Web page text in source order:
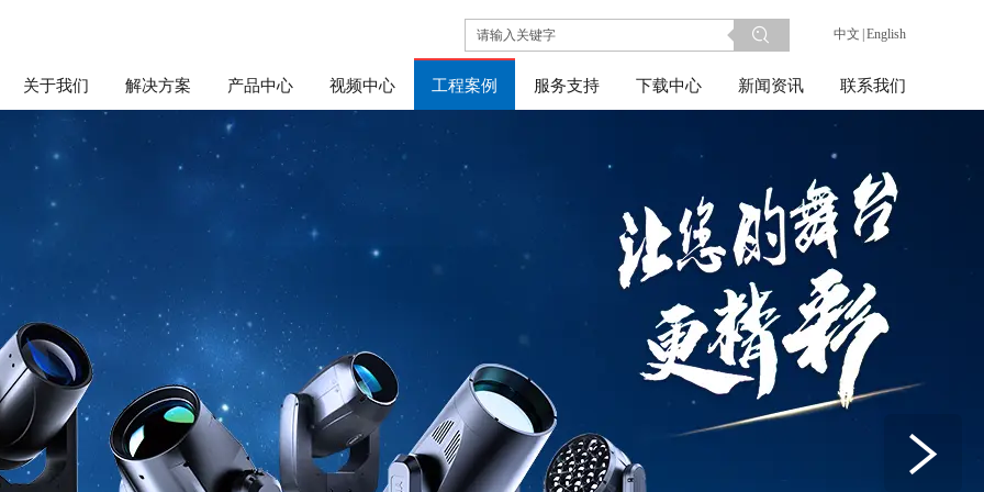
中文 English
关于我们 解决方案 产品中心 视频中心 工程案例 服务支持 下载中心 新闻资讯 联系我们